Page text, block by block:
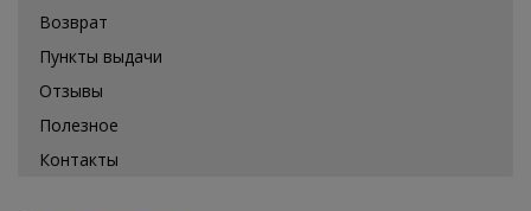
Возврат
Пункты выдачи
Отзывы
Полезное
Контакты